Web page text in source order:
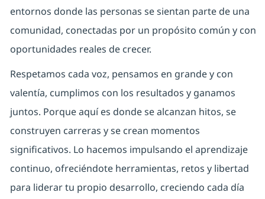
entornos donde las personas se sientan parte de una
comunidad, conectadas por un propósito común y con
oportunidades reales de crecer.
Respetamos cada voz, pensamos en grande y con
valentía, cumplimos con los resultados y ganamos
juntos. Porque aquí es donde se alcanzan hitos, se
construyen carreras y se crean momentos
significativos. Lo hacemos impulsando el aprendizaje
continuo, ofreciéndote herramientas, retos y libertad
para liderar tu propio desarrollo, creciendo cada día